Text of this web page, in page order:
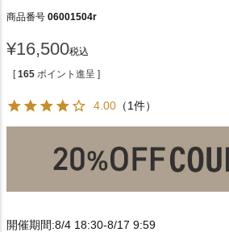
商品番号 06001504r
¥16,500税込
[ 165 ポイント進呈 ]
4.00 （1件）
開催期間:8/4 18:30-8/17 9:59